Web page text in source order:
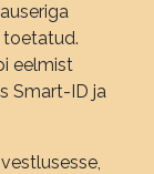
toetatud.
eelmist
Smart-ID ja